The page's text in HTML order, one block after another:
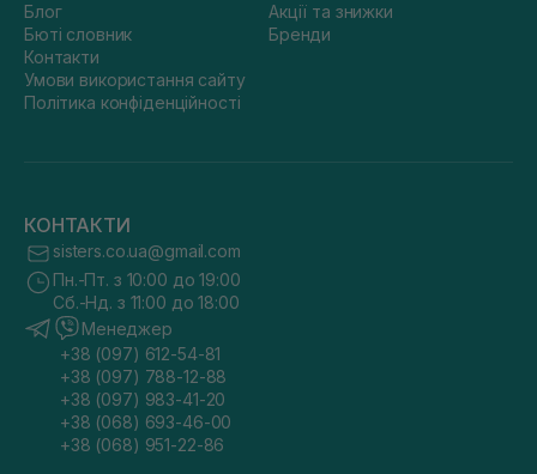
Блог
Бюті словник
Контакти
Умови використання сайту
Політика конфіденційності
Акції та знижки
Бренди
КОНТАКТИ
sisters.co.ua@gmail.com
Пн.-Пт. з 10:00 до 19:00
Сб.-Нд. з 11:00 до 18:00
Менеджер
+38 (097) 612-54-81
+38 (097) 788-12-88
+38 (097) 983-41-20
+38 (068) 693-46-00
+38 (068) 951-22-86